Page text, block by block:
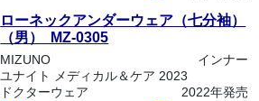
ローネックアンダーウェア（七分袖）
（男） MZ-0305
MIZUNO
インナー
ユナイト メディカル＆ケア 2023
ドクターウェア
2022年発売